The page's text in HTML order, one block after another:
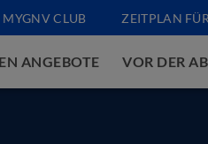
MYGNV CLUB ZEITPLAN
ANGEBOTE VOR DER